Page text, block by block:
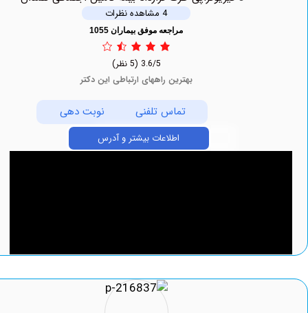
مراجعه موفق بیماران 1055
بهترین راههای ارتباطی این دکتر
تماس تلفنی نوبت دهی
اطلاعات بیشتر و آدرس